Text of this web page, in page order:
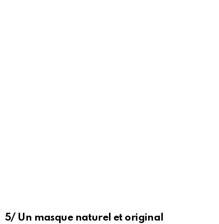
5/ Un masque naturel et original